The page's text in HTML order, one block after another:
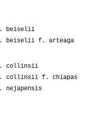
beiselii
beiselii f. arteaga
collinsii
collinsii f. chiapas
nejapensis